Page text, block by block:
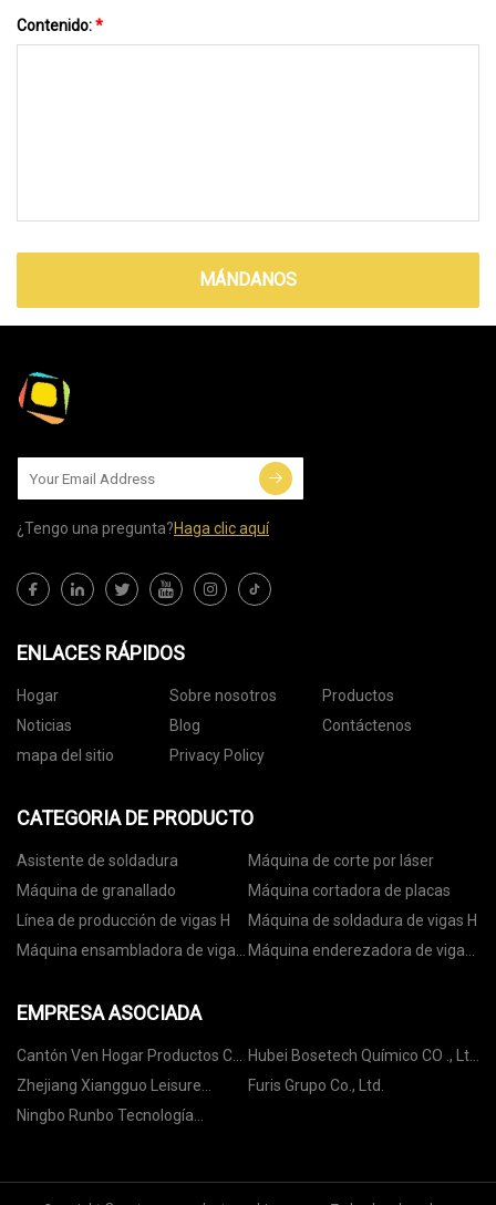
Contenido:*
MÁNDANOS
¿Tengo una pregunta?Haga clic aquí
ENLACES RÁPIDOS
Hogar Sobre nosotros
Productos
Noticias
Blog
Contáctenos
mapa del sitio
Privacy Policy
CATEGORIA DE PRODUCTO
Asistente de soldadura
Máquina de corte por láser
Máquina de granallado
Máquina cortadora de placas
Línea de producción de vigas H
Máquina de soldadura de vigas H
Máquina ensambladora de vigas Máquina enderezadora de vigas
EMPRESA ASOCIADA
Cantón Ven Hogar Productos Co.,
Limitado
Hubei Bosetech Químico CO ., Ltd
.
Zhejiang Xiangguo Leisure
Products Co., Ltd
Furis Grupo Co., Ltd.
Ningbo Runbo Tecnología